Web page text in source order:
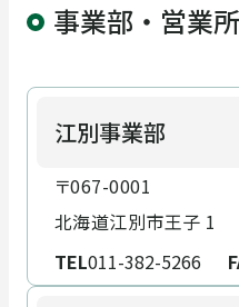
事業部・営業所
江別事業部
〒067-0001
北海道江別市王子 1
TEL011-382-5266